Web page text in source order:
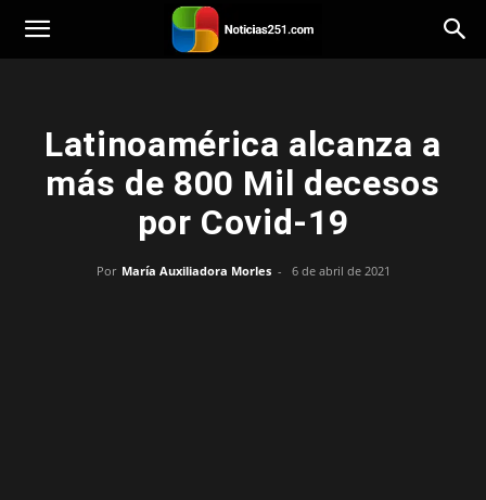
Noticias251
Latinoamérica alcanza a
más de 800 Mil decesos
por Covid-19
Por María Auxiliadora Morles - 6 de abril de 2021